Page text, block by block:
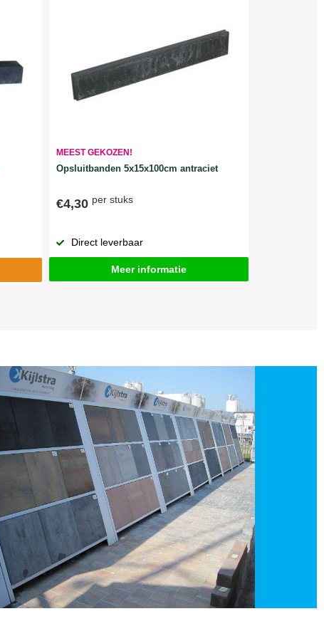
MEEST GEKOZEN!
Opsluitbanden 5x15x100cm antraciet
€4,30 per stuks
Direct leverbaar
Meer informatie